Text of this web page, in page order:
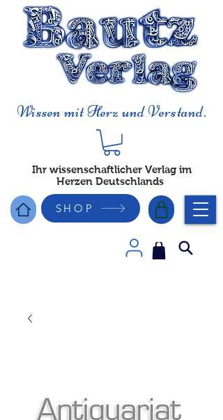
Wissen mit Herz und Verstand.
Ihr wissenschaftlicher Verlag im
Herzen Deutschlands
SHOP